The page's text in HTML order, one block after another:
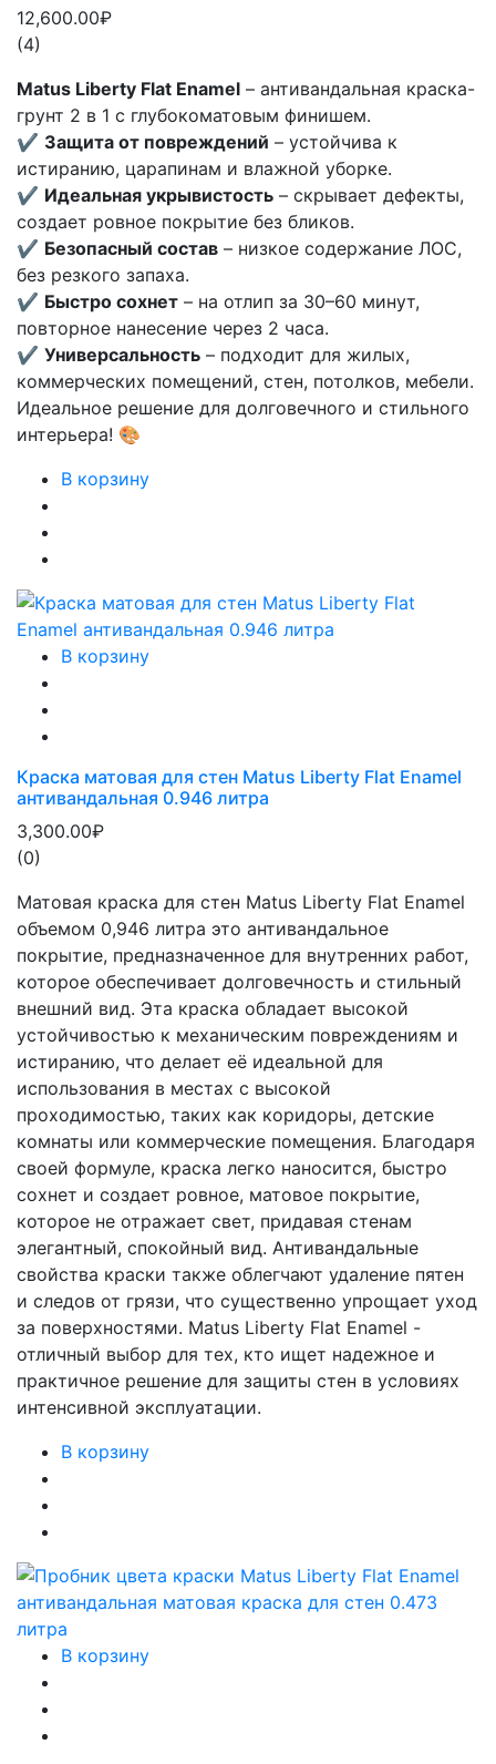
12,600.00₽
(4)
Matus Liberty Flat Enamel – антивандальная краска-
грунт 2 в 1 с глубокоматовым финишем.
✔ Защита от повреждений – устойчива к
истиранию, царапинам и влажной уборке.
✔ Идеальная укрывистость – скрывает дефекты,
создает ровное покрытие без бликов.
✔ Безопасный состав – низкое содержание ЛОС,
без резкого запаха.
✔ Быстро сохнет – на отлип за 30–60 минут,
повторное нанесение через 2 часа.
✔ Универсальность – подходит для жилых,
коммерческих помещений, стен, потолков, мебели.
Идеальное решение для долговечного и стильного
интерьера! 🎨
В корзину
В корзину
Краска матовая для стен Matus Liberty Flat Enamel
антивандальная 0.946 литра
3,300.00₽
(0)
Матовая краска для стен Matus Liberty Flat Enamel
объемом 0,946 литра это антивандальное
покрытие, предназначенное для внутренних работ,
которое обеспечивает долговечность и стильный
внешний вид. Эта краска обладает высокой
устойчивостью к механическим повреждениям и
истиранию, что делает её идеальной для
использования в местах с высокой
проходимостью, таких как коридоры, детские
комнаты или коммерческие помещения. Благодаря
своей формуле, краска легко наносится, быстро
сохнет и создает ровное, матовое покрытие,
которое не отражает свет, придавая стенам
элегантный, спокойный вид. Антивандальные
свойства краски также облегчают удаление пятен
и следов от грязи, что существенно упрощает уход
за поверхностями. Matus Liberty Flat Enamel -
отличный выбор для тех, кто ищет надежное и
практичное решение для защиты стен в условиях
интенсивной эксплуатации.
В корзину
В корзину